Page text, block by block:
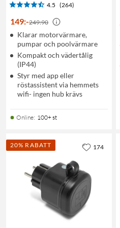
4.5 (264)
149:-249:90
Klarar motorvärmare,
pumpar och poolvärmare
Kompakt och vädertålig
(IP44)
Styr med app eller
röstassistent via hemmets
wifi- ingen hub krävs
Online: 100+ st
20% RABATT 174